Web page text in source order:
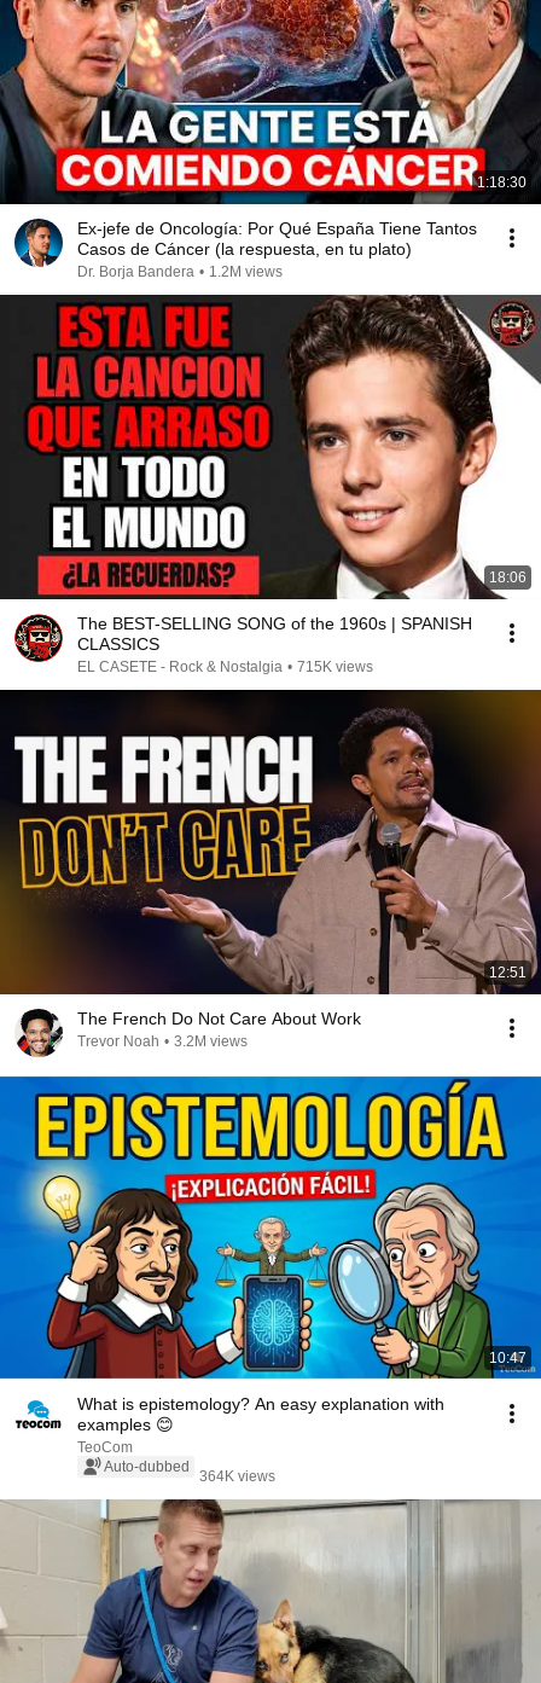
1:18:30
Ex-jefe de Oncología: Por Qué España Tiene Tantos
Casos de Cáncer (la respuesta, en tu plato)
Dr. Borja Bandera • 1.2M views
18:06
The BEST-SELLING SONG of the 1960s | SPANISH
CLASSICS
EL CASETE - Rock & Nostalgia • 715K views
12:51
The French Do Not Care About Work
Trevor Noah • 3.2M views
10:47
What is epistemology? An easy explanation with
examples 😊
TeoCom
Auto-dubbed
364K views